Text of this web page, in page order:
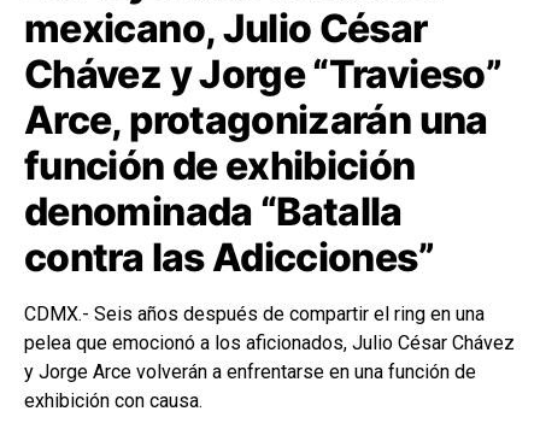
mexicano, Julio César
Chávez y Jorge “Travieso”
Arce, protagonizarán una
función de exhibición
denominada “Batalla
contra las Adicciones”
CDMX.- Seis años después de compartir el ring en una
pelea que emocionó a los aficionados, Julio César Chávez
y Jorge Arce volverán a enfrentarse en una función de
exhibición con causa.